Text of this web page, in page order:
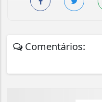
Comentários: